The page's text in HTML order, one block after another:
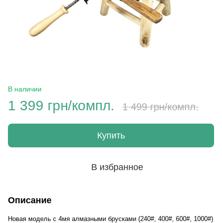
В наличии
1 399 грн/компл. 1 499 грн/компл.
Купить
В избранное
Описание
Новая модель с 4мя алмазными брусками (240#, 400#, 600#, 1000#)